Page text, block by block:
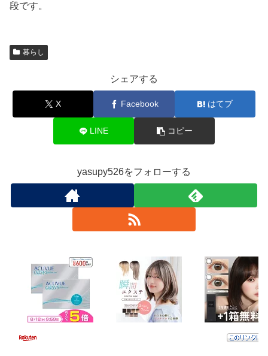
段です。
暮らし
シェアする
X Facebook はてブ
LINE コピー
yasupy526をフォローする